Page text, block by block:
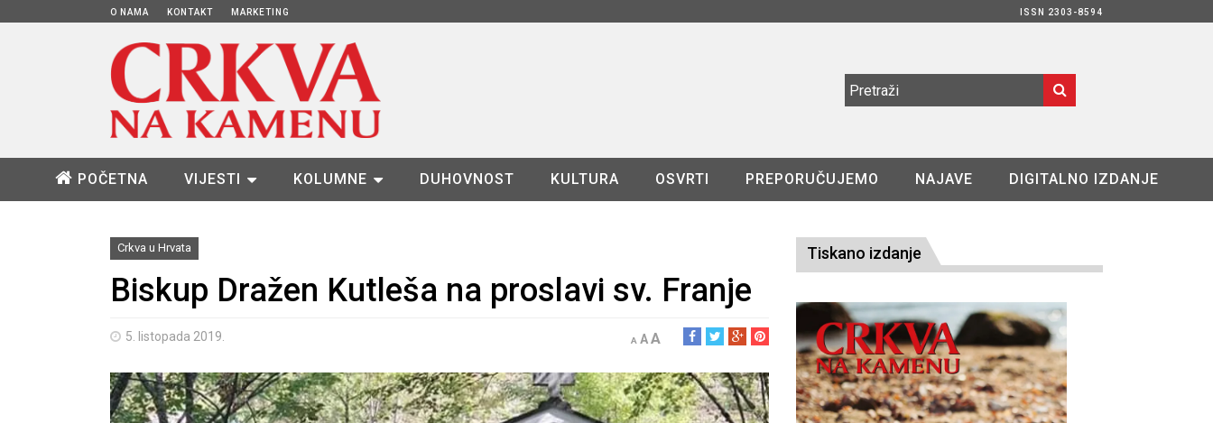
O NAMA KONTAKT MARKETING ISSN 2303-8594
POČETNA VIJESTI KOLUMNE DUHOVNOST KULTURA OSVRTI PREPORUČUJEMO NAJAVE DIGITALNO IZDANJE
Crkva u Hrvata
Biskup Dražen Kutleša na proslavi sv. Franje
5. listopada 2019. A AA
Tiskano izdanje